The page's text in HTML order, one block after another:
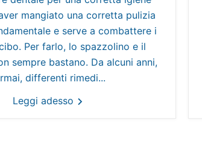
mangiato una corretta pulizia
e serve a combattere i
Per farlo, lo spazzolino e il
sempre bastano. Da alcuni anni,
differenti rimedi...
Leggi adesso